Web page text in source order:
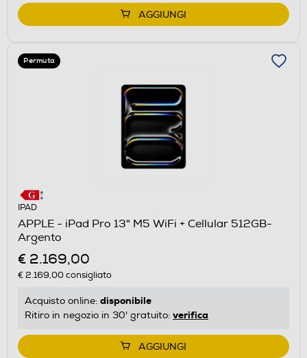
AGGIUNGI
Permuta
IPAD
APPLE - iPad Pro 13" M5 WiFi + Cellular 512GB-
Argento
€ 2.169,00
€ 2.169,00consigliato
Acquisto online: disponibile
Ritiro in negozio in 30' gratuito: verifica
AGGIUNGI